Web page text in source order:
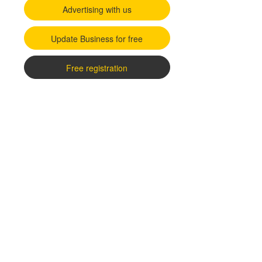
Advertising with us
Update Business for free
Free registration